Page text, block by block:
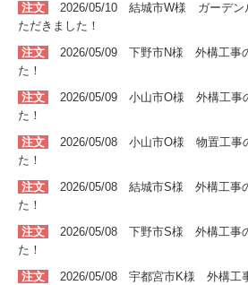
注文
2026/05/10 結城市W様 ガーデン
ただきました！
注文
2026/05/09 下野市N様 外構工事
た！
注文
2026/05/09 小山市O様 外構工事
た！
注文
2026/05/08 小山市O様 物置工事
た！
注文
2026/05/08 結城市S様 外構工事
た！
注文
2026/05/08 下野市S様 外構工事
た！
注文
2026/05/08 宇都宮市K様 外構工